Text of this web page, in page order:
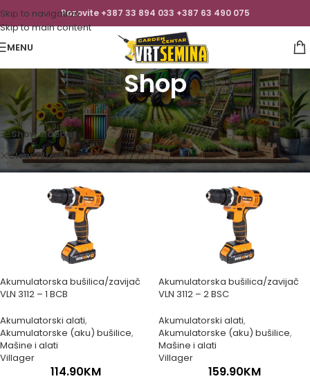
Skip to navigation
Skip to main content
Pozovite +387 33 894 033 +387 63 490 075
MENU
Shop
Početna /Shop Prikaz 1–12 od 449 rezultata
Show sidebar
Clear filters Villager
Akumulatorska bušilica/zavijač
VLN 3112 – 1 BCB
Akumulatorski alati,
Akumulatorske (aku) bušilice,
Mašine i alati
Villager
114.90KM
Akumulatorska bušilica/zavijač
VLN 3112 – 2 BSC
Akumulatorski alati,
Akumulatorske (aku) bušilice,
Mašine i alati
Villager
159.90KM